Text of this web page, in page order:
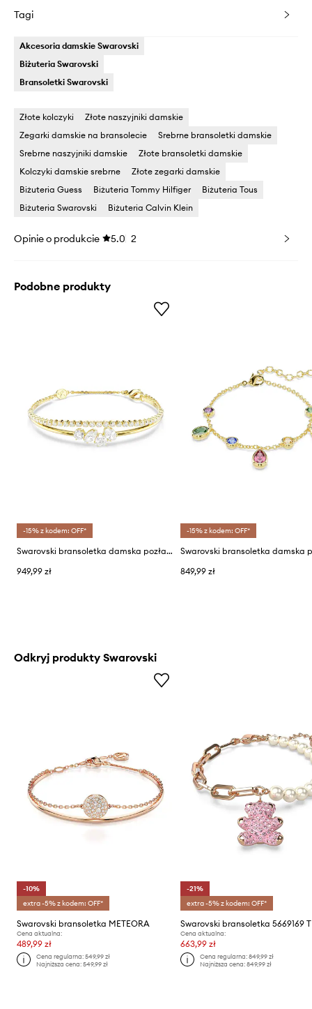
Tagi
Akcesoria damskie Swarovski
Biżuteria Swarovski
Bransoletki Swarovski
Złote kolczyki
Złote naszyjniki damskie
Zegarki damskie na bransolecie
Srebrne bransoletki damskie
Srebrne naszyjniki damskie
Złote bransoletki damskie
Kolczyki damskie srebrne
Złote zegarki damskie
Biżuteria Guess
Biżuteria Tommy Hilfiger
Biżuteria Tous
Biżuteria Swarovski
Biżuteria Calvin Klein
Opinie o produkcie 5.0 2
Podobne produkty
-15% z kodem: OFF*
Swarovski bransoletka damska pozłacana z cyrkonią MESMERA
949,99 zł
-15% z kodem: OFF*
849,99 zł
Odkryj produkty Swarovski
-10%
extra -5% z kodem: OFF*
Swarovski bransoletka METEORA
Cena aktualna:
489,99 zł
Cena regularna:549,99 zł
Najniższa cena:549,99 zł
-21%
extra -5% z kodem: OFF*
Swarovski bransoletka 5669169
Cena aktualna:
663,99 zł
Cena regularna: 849,99 zł
Najniższa cena: 849,99 zł